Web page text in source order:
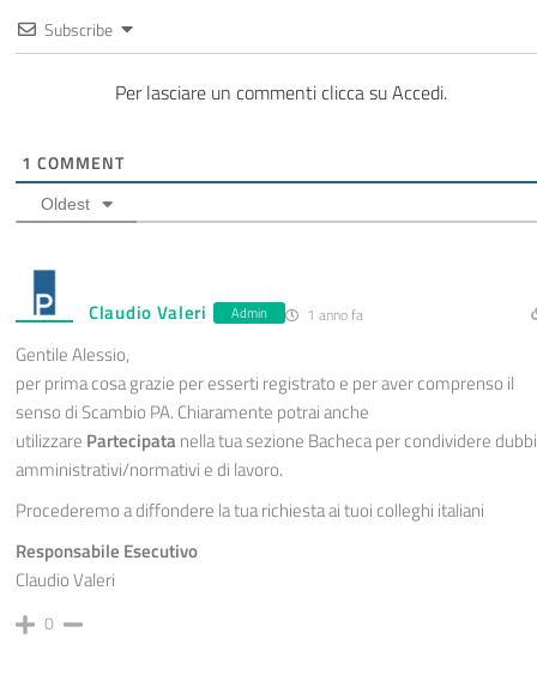
Subscribe
Per lasciare un commenti clicca su Accedi.
1 COMMENT
Oldest
Claudio Valeri Admin 1 anno fa
Gentile Alessio,
per prima cosa grazie per esserti registrato e per aver comprenso il
senso di Scambio PA. Chiaramente potrai anche
utilizzare Partecipatanella tua sezione Bacheca per condividere dubbi
amministrativi/normativi e di lavoro.
Procederemo a diffondere la tua richiesta ai tuoi colleghi italiani
Responsabile Esecutivo
Claudio Valeri
0